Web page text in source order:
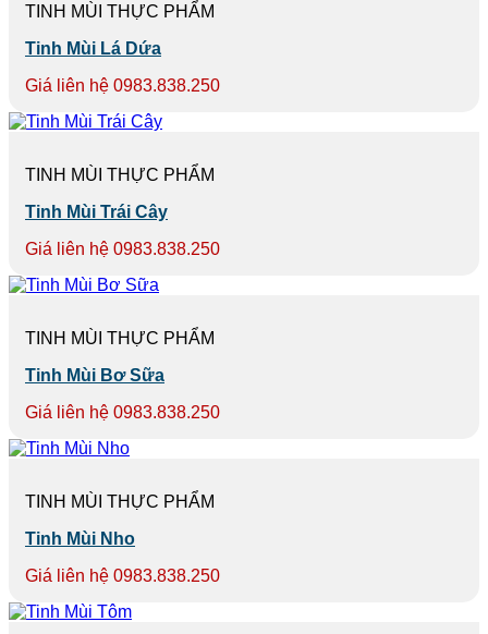
TINH MÙI THỰC PHẨM
Tinh Mùi Lá Dứa
Giá liên hệ 0983.838.250
TINH MÙI THỰC PHẨM
Tinh Mùi Trái Cây
Giá liên hệ 0983.838.250
TINH MÙI THỰC PHẨM
Tinh Mùi Bơ Sữa
Giá liên hệ 0983.838.250
TINH MÙI THỰC PHẨM
Tinh Mùi Nho
Giá liên hệ 0983.838.250